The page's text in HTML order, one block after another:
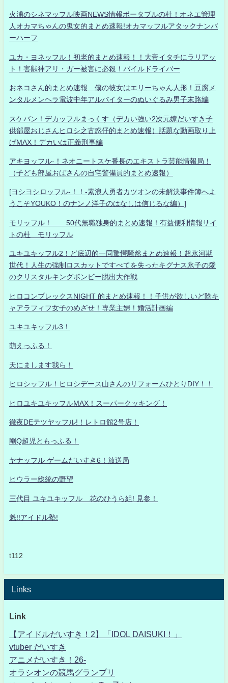
火浦のシネマッフル映画NEWS情報ポータブルの杜！オネエ管理
人オカマちゃんの鬼女的まとめ速報!オカマッフルアタックナンバ
ーハーフ
ユカ・ヨネッフル！初老的まとめ速報！！大帝イタチにラリアッ
ト！害獣神アリ・ガー被害に必殺！パイルドライバー
おネコさん的まとめ速報 僕の彼女はエリーちゃん人形！豆腐メ
ンタルメンヘラ電波中年アルバイターのぬいぐるみ男子末路編
スケバン！デカッフルまっくす（デカい強い2次元嫁だいすき子
供部屋おじさんヒロシ之古惑仔的まとめ速報）話題な動画取り上
げMAX！デカいは正義刑事編
アキヨッフル-！ネオニートスケ番長のエキストラ芸能情報局！
（子ども部屋おばさんの自宅警備員的まとめ速報）
[ヨシヨシロッフル-！！-素浪人勇者カツオンの未解決事件簿へよ
うこそYOUKO！のナンノ洋子のはなしは信じるな編）]
モリッフル！ 50代無職独身的まとめ速報！有益便利情報サイ
トの杜 モリッフル
ユキユキッフル2！ど底辺的一同驚愕騒然まとめ速報！超氷河期
世代！人生の強制ロスカットですべてを失ったキグナス氷子の愛
のクリスタルキングボンビー脱出大作戦
ヒロコンプレックスNIGHT 的まとめ速報！！子供が欲しいど陰キ
ャアラフィフ女子のめざせ！専業主婦！婚活計画編
ユキユキッフル3！
萌えっふる！
天にまします我ら！
ヒロシッフル！ヒロシデース山さんのリフォームひとりDIY！！
ヒロユキユキッフルMAX！スーパークッキング！
徹夜DEテツヤッフル!！レトロ館2号店！
剛Q超児ともっふる！
ヤナッフル ゲームだいすき6！放送局
ヒウラー総統の野望
三代目 ユキユキッフル 花のひうら組! 見参！
魁!!アイドル塾!
t112
Links
Link
【アイドルだいすき！2】「IDOL DAISUKI！」
vtuber だいすき
アニメだいすき！26-
オラシオンの競馬グランプリ